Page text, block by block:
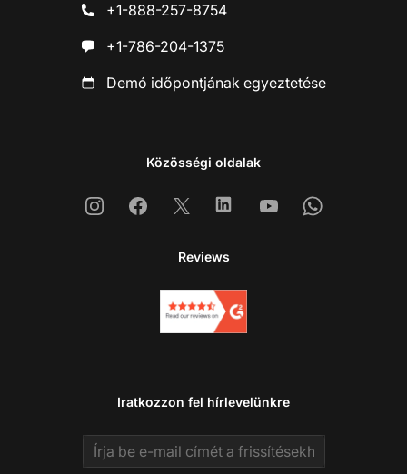
+1-888-257-8754
+1-786-204-1375
Demó időpontjának egyeztetése
Közösségi oldalak
InstagramFacebook
X LinkedinYoutubeWhatsapp
Reviews
Iratkozzon fel hírlevelünkre
Email address